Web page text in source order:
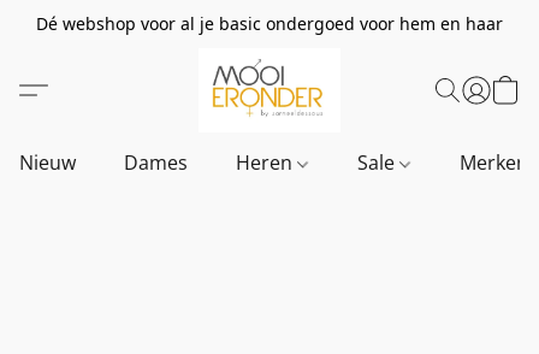
Dé webshop voor al je basic ondergoed voor hem en haar
Nieuw Dames Heren Sale Merken